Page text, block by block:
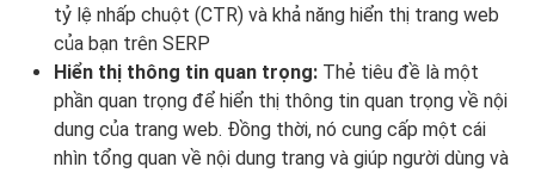
tỷ lệ nhấp chuột (CTR) và khả năng hiển thị trang web
của bạn trên SERP
Hiển thị thông tin quan trọng: Thẻ tiêu đề là một
phần quan trọng để hiển thị thông tin quan trọng về nội
dung của trang web. Đồng thời, nó cung cấp một cái
nhìn tổng quan về nội dung trang và giúp người dùng và